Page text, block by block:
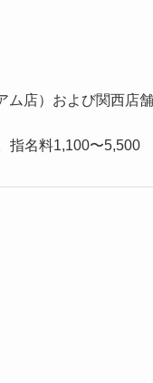
ム店）および関西店舗
指名料1,100〜5,500